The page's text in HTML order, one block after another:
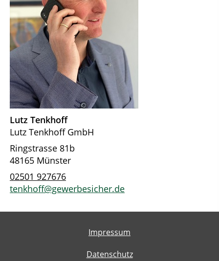
Lutz Tenkhoff
Lutz Tenkhoff GmbH
Ringstrasse 81b
48165 Münster
02501 927676
tenkhoff@gewerbesicher.de
Impressum
Datenschutz